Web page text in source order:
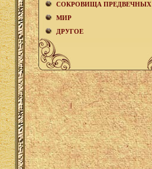
СОКРОВИЩА ПРЕДВЕЧНЫХ
МИР
ДРУГОЕ